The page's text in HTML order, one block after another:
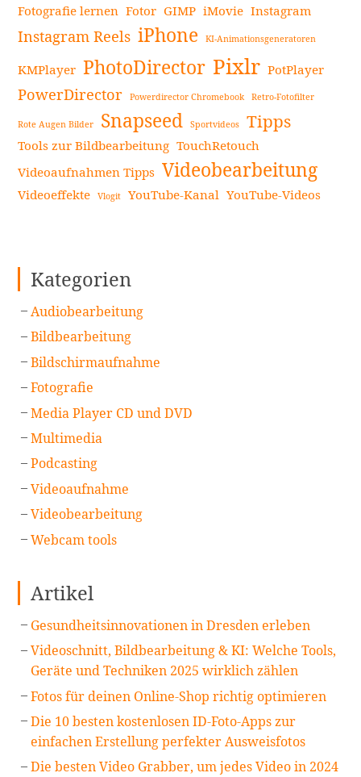
Fotografie lernen Fotor GIMP iMovie Instagram
Instagram Reels iPhone KI-Animationsgeneratoren
KMPlayer PhotoDirector Pixlr PotPlayer
PowerDirector Powerdirector Chromebook Retro-Fotofilter
Rote Augen Bilder Snapseed Sportvideos Tipps
Tools zur Bildbearbeitung TouchRetouch
Videoaufnahmen Tipps Videobearbeitung
Videoeffekte Vlogit YouTube-Kanal YouTube-Videos
Kategorien
Audiobearbeitung
Bildbearbeitung
Bildschirmaufnahme
Fotografie
Media Player CD und DVD
Multimedia
Podcasting
Videoaufnahme
Videobearbeitung
Webcam tools
Artikel
Gesundheitsinnovationen in Dresden erleben
Videoschnitt, Bildbearbeitung & KI: Welche Tools,
Geräte und Techniken 2025 wirklich zählen
Fotos für deinen Online-Shop richtig optimieren
Die 10 besten kostenlosen ID-Foto-Apps zur
einfachen Erstellung perfekter Ausweisfotos
Die besten Video Grabber, um jedes Video in 2024